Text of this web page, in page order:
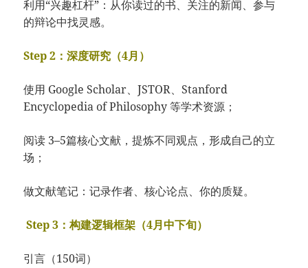
利用“兴趣杠杆”：从你读过的书、关注的新闻、参与
的辩论中找灵感。
Step 2：深度研究（4月）
使用 Google Scholar、JSTOR、Stanford
Encyclopedia of Philosophy 等学术资源；
阅读 3–5篇核心文献，提炼不同观点，形成自己的立
场；
做文献笔记：记录作者、核心论点、你的质疑。
Step 3：构建逻辑框架（4月中下旬）
引言（150词）